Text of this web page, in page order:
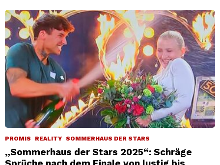
PROMIS REALITY SOMMERHAUS DER STARS
„Sommerhaus der Stars 2025“: Schräge